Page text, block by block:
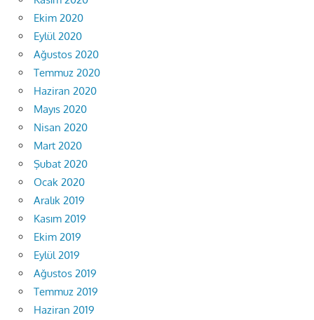
Ekim 2020
Eylül 2020
Ağustos 2020
Temmuz 2020
Haziran 2020
Mayıs 2020
Nisan 2020
Mart 2020
Şubat 2020
Ocak 2020
Aralık 2019
Kasım 2019
Ekim 2019
Eylül 2019
Ağustos 2019
Temmuz 2019
Haziran 2019